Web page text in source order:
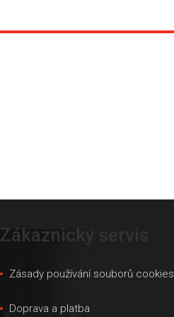
Zákaznický servis
Zásady používání souborů cookies
Doprava a platba